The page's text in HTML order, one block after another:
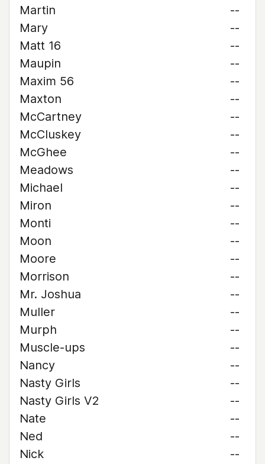
Martin
--
Mary
--
Matt 16
--
Maupin
--
Maxim 56
--
Maxton
--
McCartney
--
McCluskey
--
McGhee
--
Meadows
--
Michael
--
Miron
--
Monti
--
Moon
--
Moore
--
Morrison
--
Mr. Joshua
--
Muller
--
Murph
--
Muscle-ups
--
Nancy
--
Nasty Girls
--
Nasty Girls V2
--
Nate
--
Ned
--
Nick
--